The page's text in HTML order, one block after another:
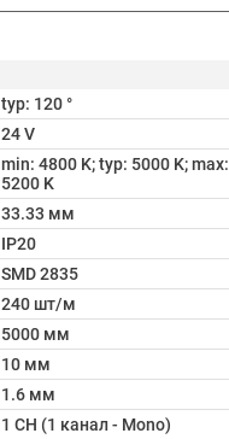
typ: 120 °
24 V
min: 4800 K; typ: 5000 K; max:
5200 K
33.33 мм
IP20
SMD 2835
240 шт/м
5000 мм
10 мм
1.6 мм
1 CH (1 канал - Mono)